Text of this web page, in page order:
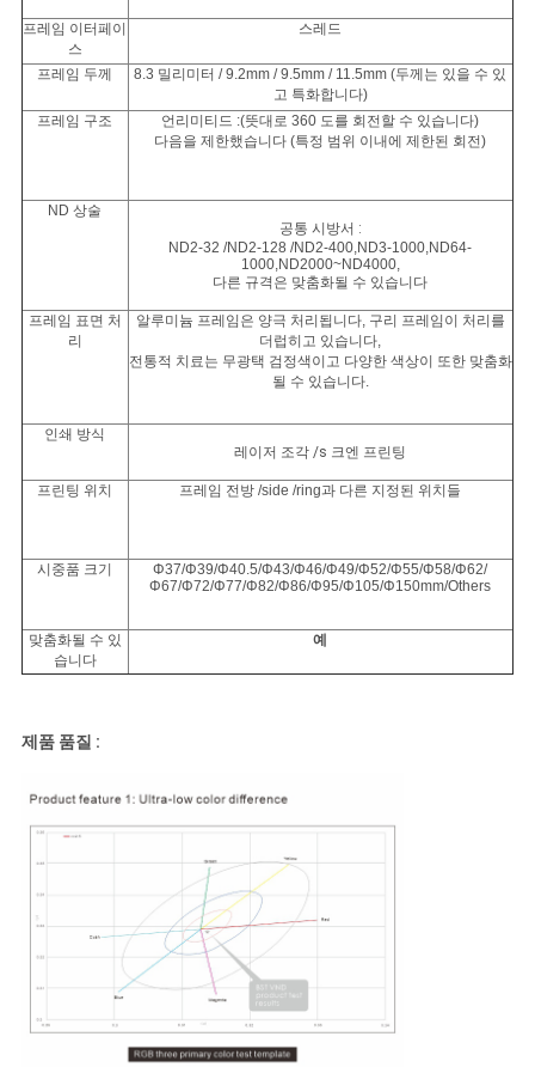
프레임 이터페이
스
스레드
프레임 두께
8.3 밀리미터 / 9.2mm / 9.5mm / 11.5mm (두께는 있을 수 있
고 특화합니다)
프레임 구조
언리미티드 :(뜻대로 360 도를 회전할 수 있습니다)
다음을 제한했습니다 (특정 범위 이내에 제한된 회전)
ND 상술
공통 시방서 :
ND2-32 /ND2-128 /ND2-400,ND3-1000,ND64-
1000,ND2000~ND4000,
다른 규격은 맞춤화될 수 있습니다
프레임 표면 처
리
알루미늄 프레임은 양극 처리됩니다, 구리 프레임이 처리를
더럽히고 있습니다,
전통적 치료는 무광택 검정색이고 다양한 색상이 또한 맞춤화
될 수 있습니다.
인쇄 방식
레이저 조각 /s 크엔 프린팅
프린팅 위치 프레임 전방 /side /ring과 다른 지정된 위치들
시중품 크기
Φ37/Φ39/Φ40.5/Φ43/Φ46/Φ49/Φ52/Φ55/Φ58/Φ62/
Φ67/Φ72/Φ77/Φ82/Φ86/Φ95/Φ105/Φ150mm/Others
맞춤화될 수 있
습니다
예
제품 품질 :